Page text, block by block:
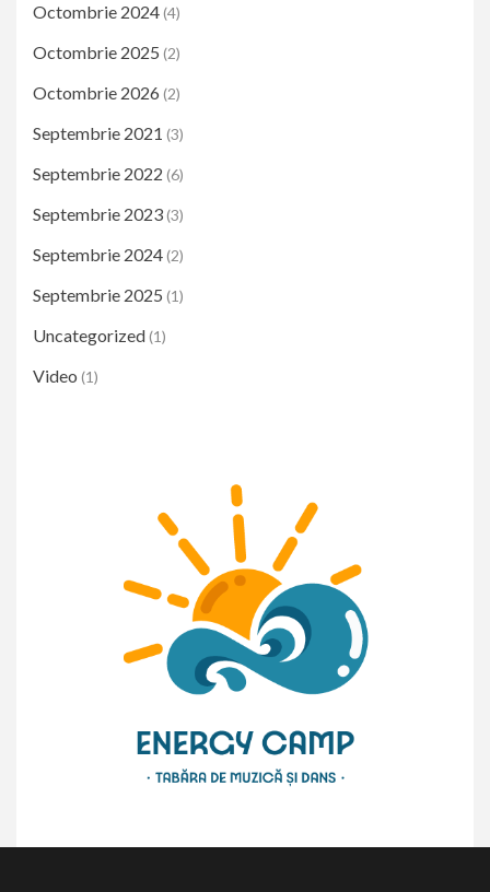
Octombrie 2024(4)
Octombrie 2025 (2)
Octombrie 2026 (2)
Septembrie 2021 (3)
Septembrie 2022 (6)
Septembrie 2023(3)
Septembrie 2024(2)
Septembrie 2025 (1)
Uncategorized(1)
Video (1)